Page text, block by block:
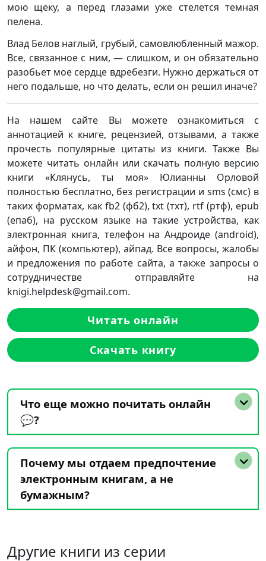
мою щеку, а перед глазами уже стелется темная
пелена.
Влад Белов наглый, грубый, самовлюбленный мажор.
Все, связанное с ним, — слишком, и он обязательно
разобьет мое сердце вдребезги. Нужно держаться от
него подальше, но что делать, если он решил иначе?
На нашем сайте Вы можете ознакомиться с
аннотацией к книге, рецензией, отзывами, а также
прочесть популярные цитаты из книги. Также Вы
можете читать онлайн или скачать полную версию
книги «Клянусь, ты моя» Юлианны Орловой
полностью бесплатно, без регистрации и sms (смс) в
таких форматах, как fb2 (фб2), txt (тхт), rtf (ртф), epub
(епаб), на русском языке на такие устройства, как
электронная книга, телефон на Андроиде (android),
айфон, ПК (компьютер), айпад. Все вопросы, жалобы
и предложения по работе сайта, а также запросы о
сотрудничестве отправляйте на
knigi.helpdesk@gmail.com.
Читать онлайн
Скачать книгу
Что еще можно почитать онлайн
💬?
Почему мы отдаем предпочтение
электронным книгам, а не
бумажным?
Другие книги из серии